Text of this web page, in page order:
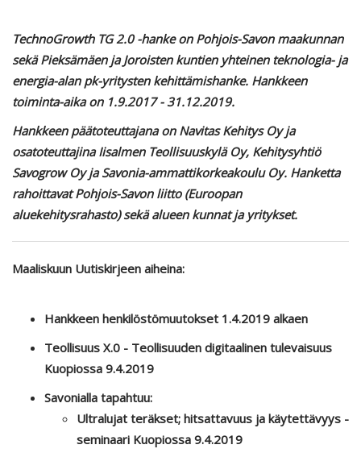
TechnoGrowth TG 2.0 -hanke on Pohjois-Savon maakunnan
sekä Pieksämäen ja Joroisten kuntien yhteinen teknologia- ja
energia-alan pk-yritysten kehittämishanke. Hankkeen
toiminta-aika on 1.9.2017 - 31.12.2019.
Hankkeen päätoteuttajana on Navitas Kehitys Oy ja
osatoteuttajina Iisalmen Teollisuuskylä Oy, Kehitysyhtiö
Savogrow Oy ja Savonia-ammattikorkeakoulu Oy. Hanketta
rahoittavat Pohjois-Savon liitto (Euroopan
aluekehitysrahasto) sekä alueen kunnat ja yritykset.
Maaliskuun Uutiskirjeen aiheina:
Hankkeen henkilöstömuutokset 1.4.2019 alkaen
Teollisuus X.0 - Teollisuuden digitaalinen tulevaisuus
Kuopiossa 9.4.2019
Savonialla tapahtuu:
Ultralujat teräkset; hitsattavuus ja käytettävyys -
seminaari Kuopiossa 9.4.2019